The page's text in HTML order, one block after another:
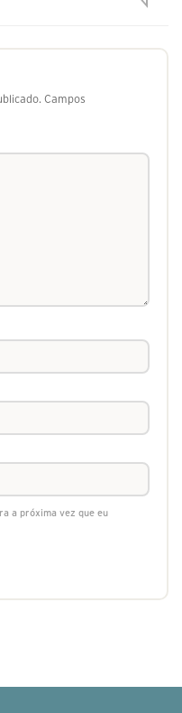
Campos
a próxima vez que eu